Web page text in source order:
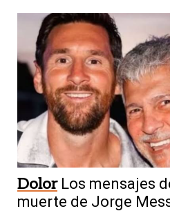
Dolor Los mensajes
muerte de Jorge